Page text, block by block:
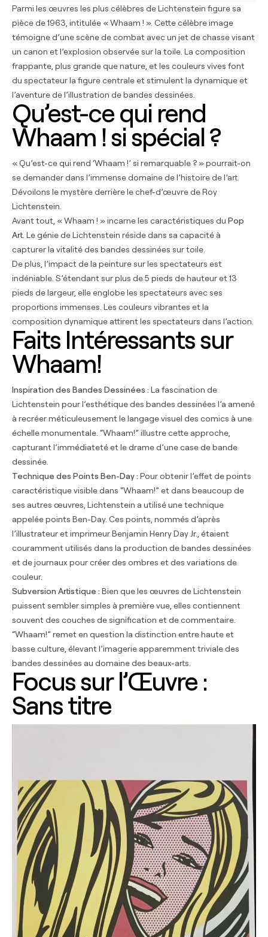
Parmi les œuvres les plus célèbres de Lichtenstein figure sa
pièce de 1963, intitulée « Whaam ! ». Cette célèbre image
témoigne d’une scène de combat avec un jet de chasse visant
un canon et l’explosion observée sur la toile. La composition
frappante, plus grande que nature, et les couleurs vives font
du spectateur la figure centrale et stimulent la dynamique et
l’aventure de l’illustration de bandes dessinées.
Qu’est-ce qui rend
Whaam ! si spécial ?
« Qu’est-ce qui rend ‘Whaam !’ si remarquable ? » pourrait-on
se demander dans l’immense domaine de l’histoire de l’art.
Dévoilons le mystère derrière le chef-d’œuvre de Roy
Lichtenstein.
Avant tout, « Whaam ! » incarne les caractéristiques du Pop
Art . Le génie de Lichtenstein réside dans sa capacité à
capturer la vitalité des bandes dessinées sur toile.
De plus, l’impact de la peinture sur les spectateurs est
indéniable. S’étendant sur plus de 5 pieds de hauteur et 13
pieds de largeur, elle englobe les spectateurs avec ses
proportions immenses. Les couleurs vibrantes et la
composition dynamique attirent les spectateurs dans l’action.
Faits Intéressants sur
Whaam!
Inspiration des Bandes Dessinées : La fascination de
Lichtenstein pour l’esthétique des bandes dessinées l’a amené
à recréer méticuleusement le langage visuel des comics à une
échelle monumentale. “Whaam!” illustre cette approche,
capturant l’immédiateté et le drame d’une case de bande
dessinée.
Technique des Points Ben-Day : Pour obtenir l’effet de points
caractéristique visible dans “Whaam!” et dans beaucoup de
ses autres œuvres, Lichtenstein a utilisé une technique
appelée points Ben-Day. Ces points, nommés d’après
l’illustrateur et imprimeur Benjamin Henry Day Jr., étaient
couramment utilisés dans la production de bandes dessinées
et de journaux pour créer des ombres et des variations de
couleur.
Subversion Artistique : Bien que les œuvres de Lichtenstein
puissent sembler simples à première vue, elles contiennent
souvent des couches de signification et de commentaire.
“Whaam!” remet en question la distinction entre haute et
basse culture, élevant l’imagerie apparemment triviale des
bandes dessinées au domaine des beaux-arts.
Focus sur l’Œuvre :
Sans titre